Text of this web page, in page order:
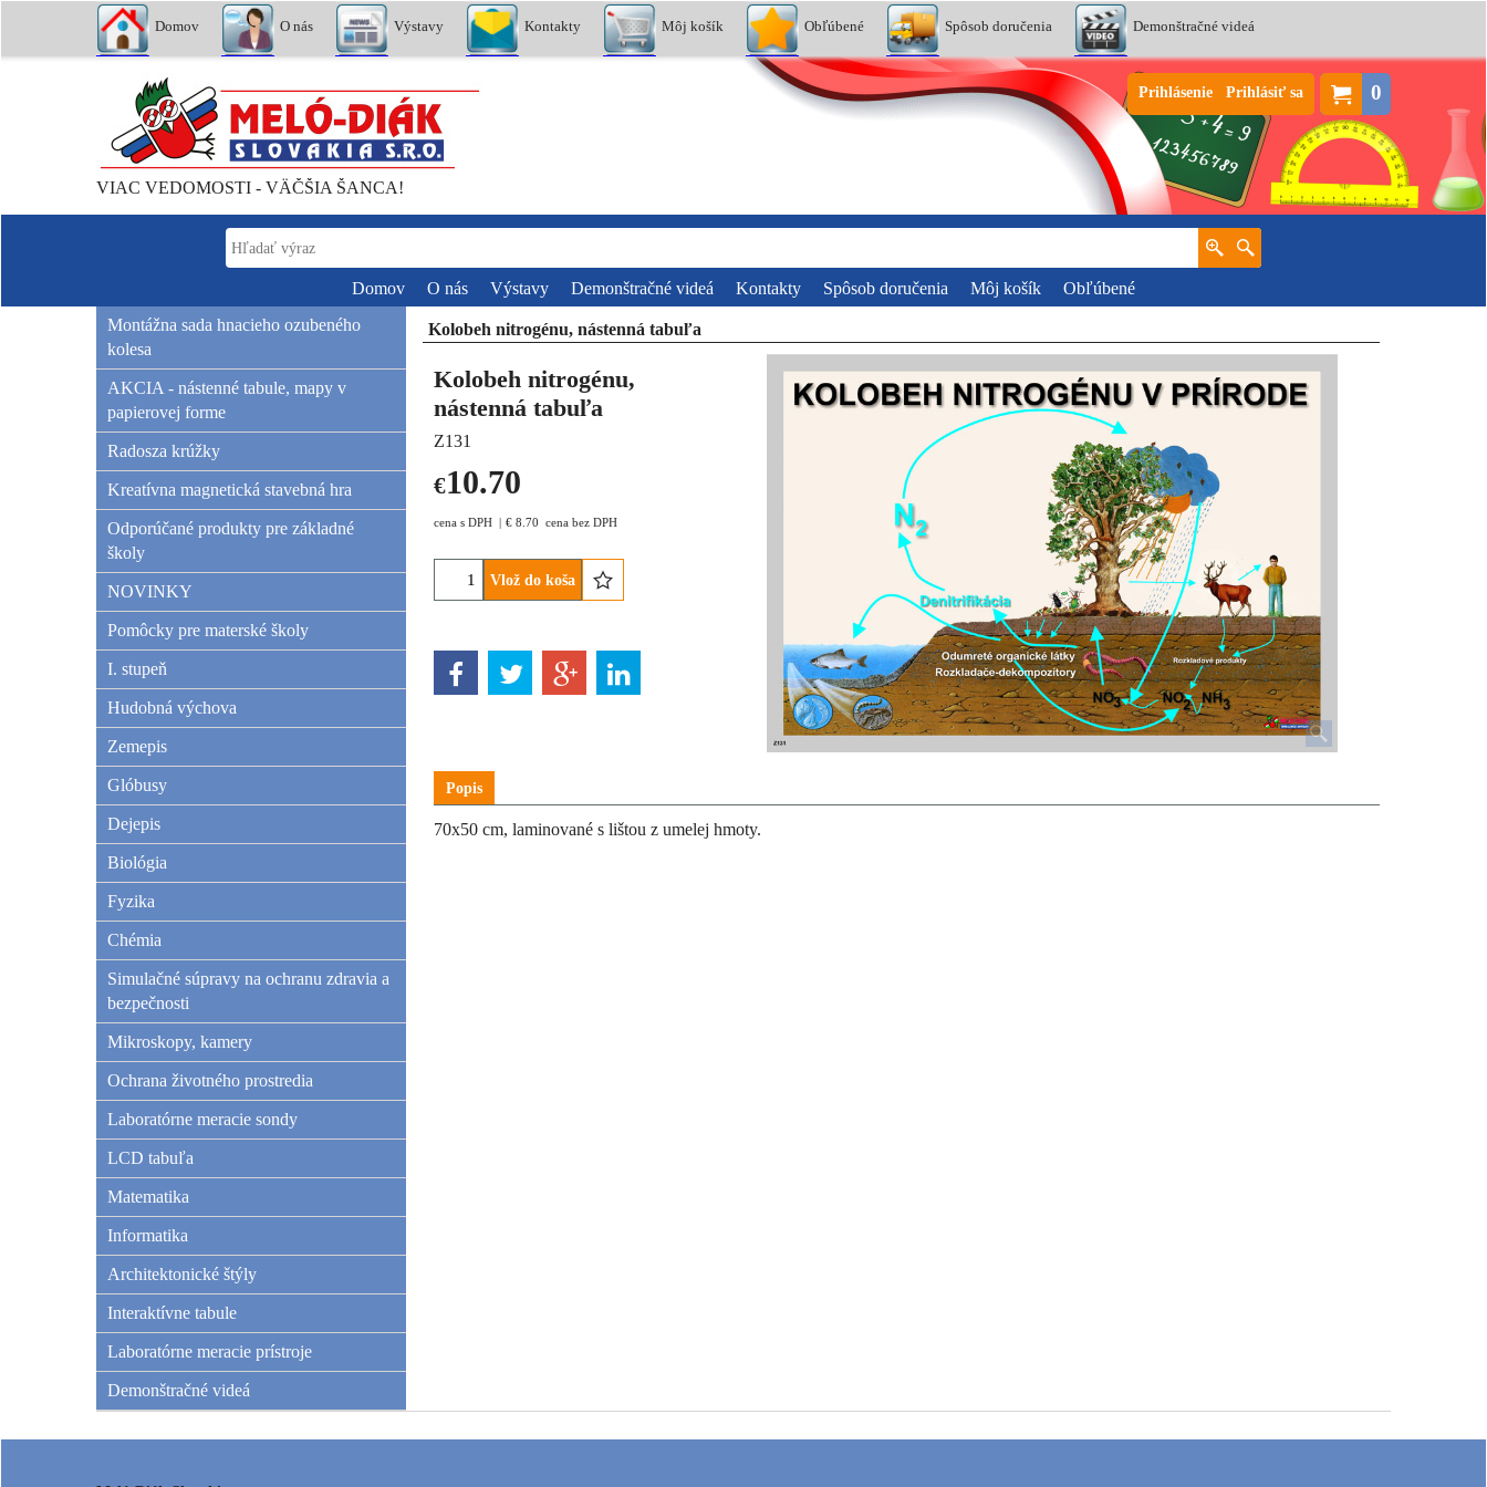
Domov O nás Výstavy Kontakty Môj košík Obľúbené Spôsob doručenia Demonštračné videá
0
Prihlásenie Prihlásiť sa
VIAC VEDOMOSTI - VÄČŠIA ŠANCA!
Domov O nás Výstavy Demonštračné videá Kontakty Spôsob doručenia Môj košík
Obľúbené
Montážna sada hnacieho ozubeného
kolesa
AKCIA - nástenné tabule, mapy v
papierovej forme
Radosza krúžky
Kreatívna magnetická stavebná hra
Odporúčané produkty pre základné
školy
NOVINKY
Pomôcky pre materské školy
I. stupeň
Hudobná výchova
Zemepis
Glóbusy
Dejepis
Biológia
Fyzika
Chémia
Simulačné súpravy na ochranu zdravia a
bezpečnosti
Mikroskopy, kamery
Ochrana životného prostredia
Laboratórne meracie sondy
LCD tabuľa
Matematika
Informatika
Architektonické štýly
Interaktívne tabule
Laboratórne meracie prístroje
Demonštračné videá
Kolobeh nitrogénu, nástenná tabuľa
Kolobeh nitrogénu,
nástenná tabuľa
Z131
€10.70
cena s DPH € 8.70 cena bez DPH
Vlož do koša
Popis
70x50 cm, laminované s lištou z umelej hmoty.